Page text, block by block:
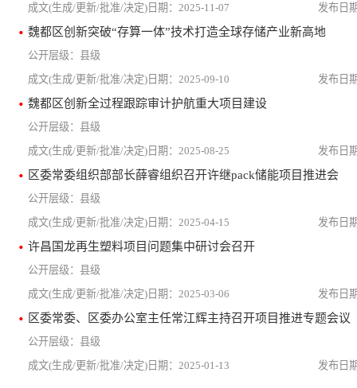
2025-11-07
魏都区创新突破“存算一体”技术打造全球存储产业新高地
县级
2025-09-10
魏都区创新全过程跟踪审计护航重大项目建设
县级
2025-08-25
区委常委组织部部长薛睿组织召开许继pack储能项目推进会
县级
2025-04-15
许昌国龙再生塑料项目问题集中研讨会召开
县级
2025-03-06
区委常委、区委办公室主任常江辉主持召开项目推进专题会议
县级
2025-01-13